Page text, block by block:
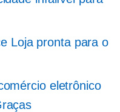
Loja pronta para o
eletrônico